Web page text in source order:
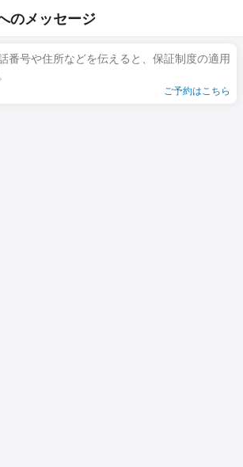
のメッセージ
番号や住所などを伝えると、保証制度の適用
ご予約はこちら